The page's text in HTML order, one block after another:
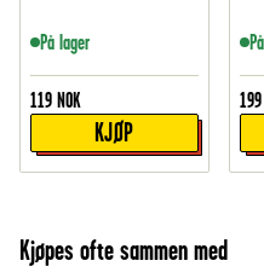
På lager
119 NOK
KJØP
199
Kjøpes ofte sammen med